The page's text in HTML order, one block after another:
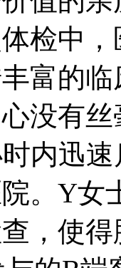
检中
富的
没有
内迅
。Y女
，使得